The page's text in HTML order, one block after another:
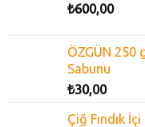
₺600,00
ÖZGÜN 250
Sabunu
₺30,00
Çiğ Fındık İçi